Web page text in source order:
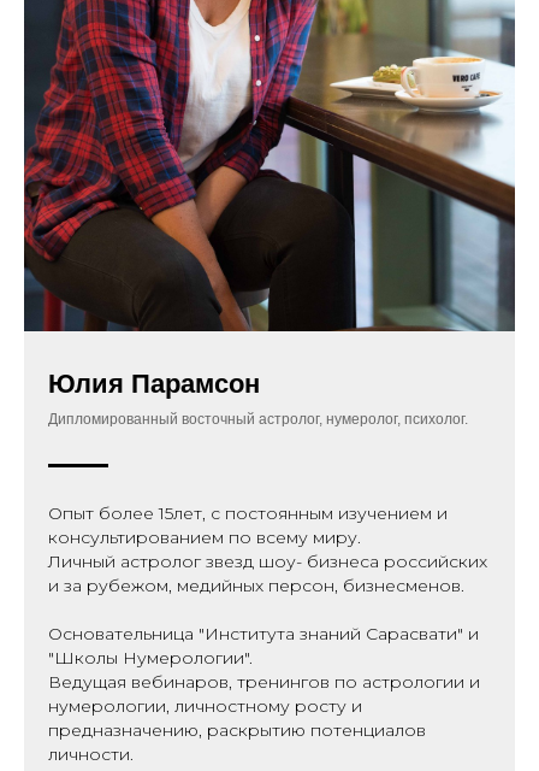
Юлия Парамсон
Дипломированный восточный астролог, нумеролог, психолог.
Опыт более 15лет, с постоянным изучением и
консультированием по всему миру.
Личный астролог звезд шоу- бизнеса российских
и за рубежом, медийных персон, бизнесменов.
Основательница "Института знаний Сарасвати" и
"Школы Нумерологии".
Ведущая вебинаров, тренингов по астрологии и
нумерологии, личностному росту и
предназначению, раскрытию потенциалов
личности.